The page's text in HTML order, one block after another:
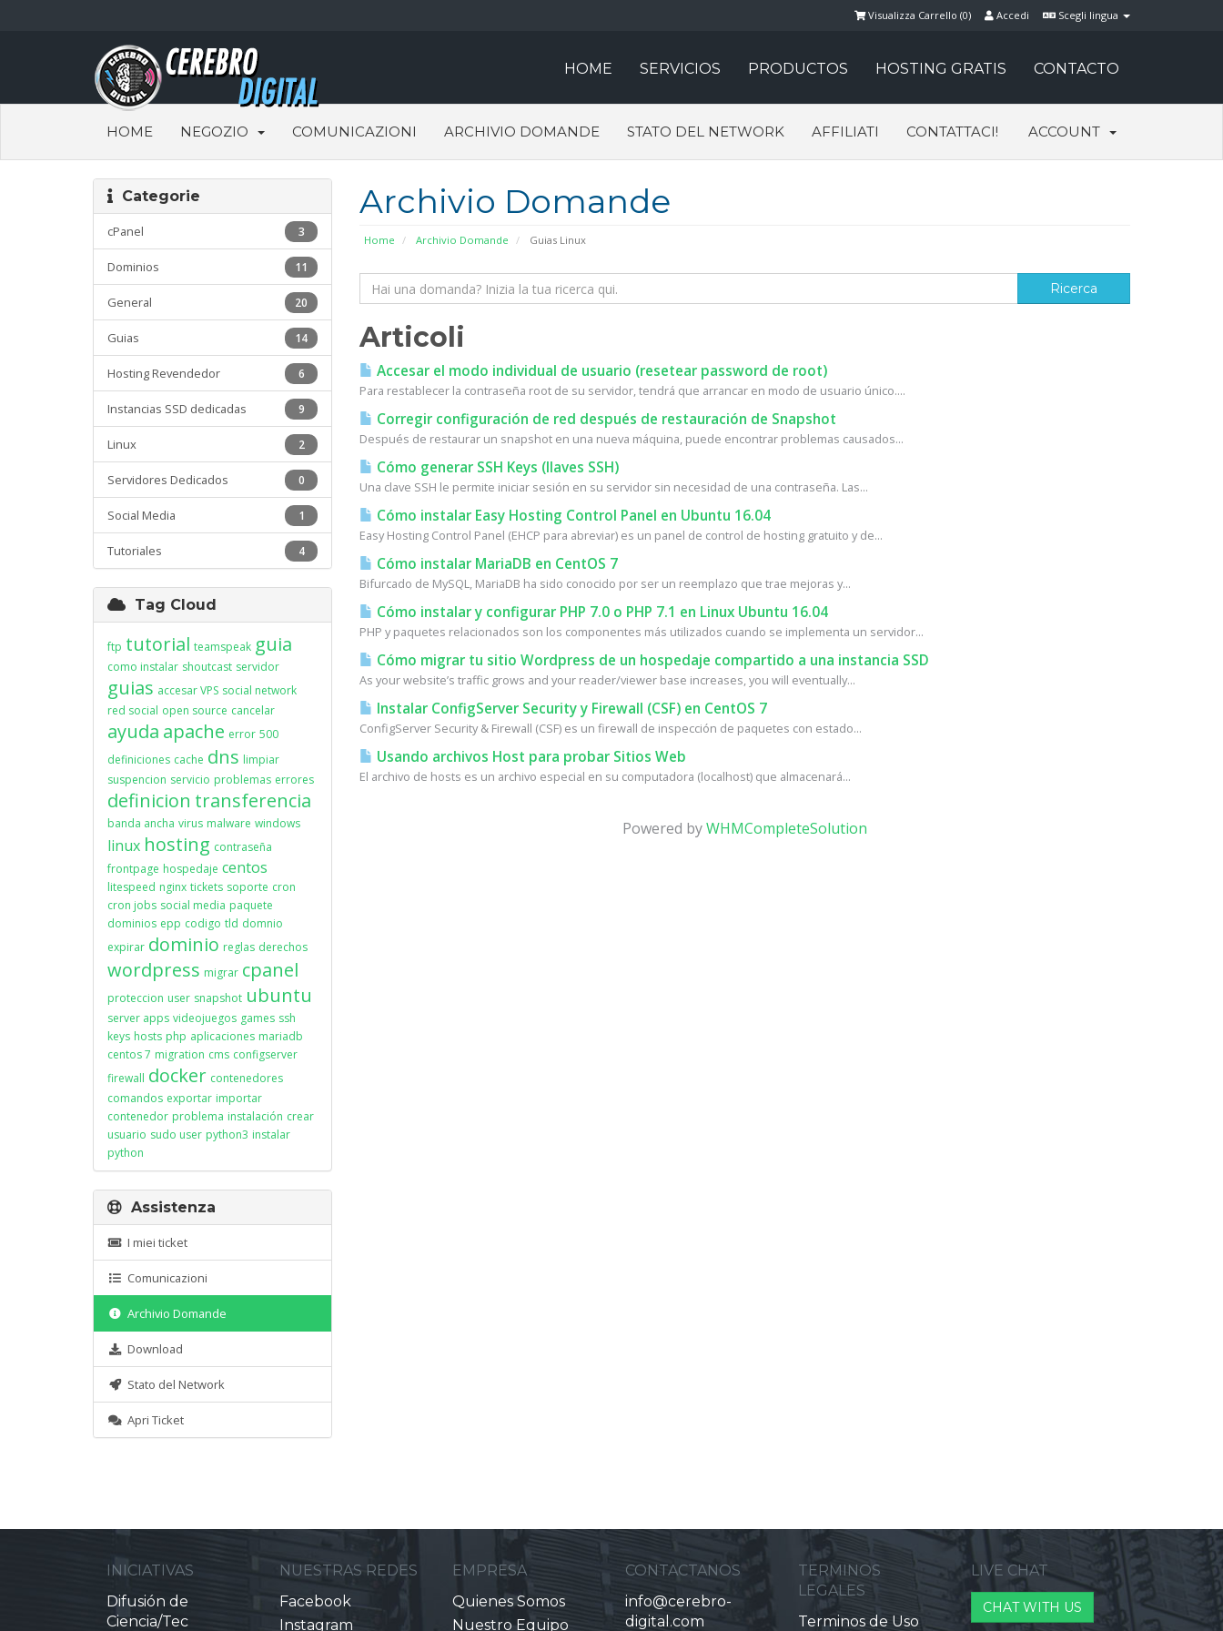
Scegli lingua
Accedi
Visualizza Carrello (0)
HOME SERVICIOS PRODUCTOS HOSTING GRATIS CONTACTO
HOME NEGOZIO COMUNICAZIONI ARCHIVIO DOMANDE STATO DEL NETWORK AFFILIATI CONTATTACI! ACCOUNT
Archivio Domande
Home Archivio Domande Guias Linux
Categorie
3
cPanel
11
Dominios
20
General
14
Guias
6
Hosting Revendedor
9
Instancias SSD dedicadas
2
Linux
0
Servidores Dedicados
1
Social Media
4
Tutoriales
Articoli
Accesar el modo individual de usuario (resetear password de root)
Para restablecer la contraseña root de su servidor, tendrá que arrancar en modo de usuario único....
Corregir configuración de red después de restauración de Snapshot
Después de restaurar un snapshot en una nueva máquina, puede encontrar problemas causados...
Cómo generar SSH Keys (llaves SSH)
Una clave SSH le permite iniciar sesión en su servidor sin necesidad de una contraseña. Las...
Cómo instalar Easy Hosting Control Panel en Ubuntu 16.04
Easy Hosting Control Panel (EHCP para abreviar) es un panel de control de hosting gratuito y de...
Cómo instalar MariaDB en CentOS 7
Bifurcado de MySQL, MariaDB ha sido conocido por ser un reemplazo que trae mejoras y...
Cómo instalar y configurar PHP 7.0 o PHP 7.1 en Linux Ubuntu 16.04
PHP y paquetes relacionados son los componentes más utilizados cuando se implementa un servidor...
Cómo migrar tu sitio Wordpress de un hospedaje compartido a una instancia SSD
As your website’s traffic grows and your reader/viewer base increases, you will eventually...
Instalar ConfigServer Security y Firewall (CSF) en CentOS 7
ConfigServer Security & Firewall (CSF) es un firewall de inspección de paquetes con estado...
Usando archivos Host para probar Sitios Web
El archivo de hosts es un archivo especial en su computadora (localhost) que almacenará...
Powered byWHMCompleteSolution
Tag Cloud
ftp tutorial teamspeak guia
como instalar shoutcast servidor
guias accesar VPS social network
red social open source cancelar
ayuda apache error 500
definiciones cache dns limpiar
suspencion servicio problemas errores
definicion transferencia
banda ancha virus malware windows
linux hosting contraseña
frontpage hospedaje centos
litespeed nginx tickets soporte cron
cron jobs social media paquete
dominios epp codigo tld domnio
expirar dominio reglas derechos
wordpress migrar cpanel
proteccion user snapshot ubuntu
server apps videojuegos games ssh
keys hosts php aplicaciones mariadb
centos 7 migration cms configserver
firewall docker contenedores
comandos exportar importar
contenedor problema instalación crear
usuario sudo user python3 instalar
python
Assistenza
I miei ticket
Comunicazioni
Archivio Domande
Download
Stato del Network
Apri Ticket
INICIATIVAS
Difusión de
Ciencia/Tec
NUESTRAS REDES
Facebook
Instagram
EMPRESA
Quienes Somos
Nuestro Equipo
CONTACTANOS
info@cerebro-
digital.com
TERMINOS
LEGALES
Terminos de Uso
LIVE CHAT
CHAT WITH US